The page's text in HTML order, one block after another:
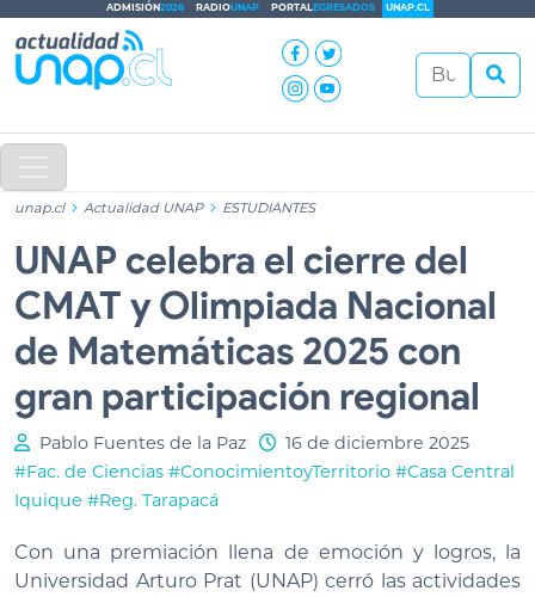
ADMISIÓN2026 RADIOUNAP PORTALEGRESADOS UNAP.CL
unap.cl Actualidad UNAP ESTUDIANTES
UNAP celebra el cierre del
CMAT y Olimpiada Nacional
de Matemáticas 2025 con
gran participación regional
Pablo Fuentes de la Paz
16 de diciembre 2025
#Fac. de Ciencias #ConocimientoyTerritorio #Casa Central
Iquique #Reg. Tarapacá
Con una premiación llena de emoción y logros, la
Universidad Arturo Prat (UNAP) cerró las actividades